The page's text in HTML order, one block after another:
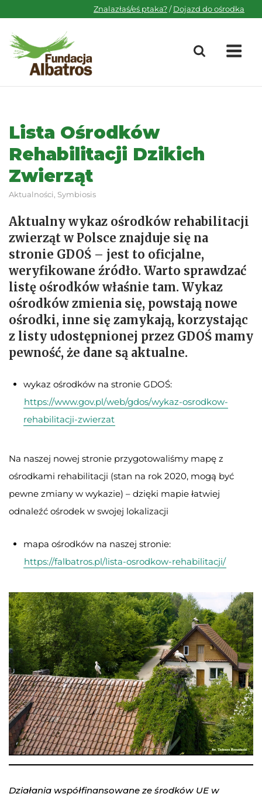
to
content
Znalazłaś/eś ptaka?/Dojazd do ośrodka
Lista Ośrodków
Rehabilitacji Dzikich
Zwierząt
Aktualności, Symbiosis
Aktualny wykaz ośrodków rehabilitacji
zwierząt w Polsce znajduje się na
stronie GDOŚ – jest to oficjalne,
weryfikowane źródło. Warto sprawdzać
listę ośrodków właśnie tam. Wykaz
ośrodków zmienia się, powstają nowe
ośrodki, inne się zamykają, korzystając
z listy udostępnionej przez GDOŚ mamy
pewność, że dane są aktualne.
wykaz ośrodków na stronie GDOŚ:
https://www.gov.pl/web/gdos/wykaz-osrodkow-
rehabilitacji-zwierzat
Na naszej nowej stronie przygotowaliśmy mapę z
ośrodkami rehabilitacji (stan na rok 2020, mogą być
pewne zmiany w wykazie) – dzięki mapie łatwiej
odnaleźć ośrodek w swojej lokalizacji
mapa ośrodków na naszej stronie:
https://falbatros.pl/lista-osrodkow-rehabilitacji/
Działania współfinansowane ze środków UE w